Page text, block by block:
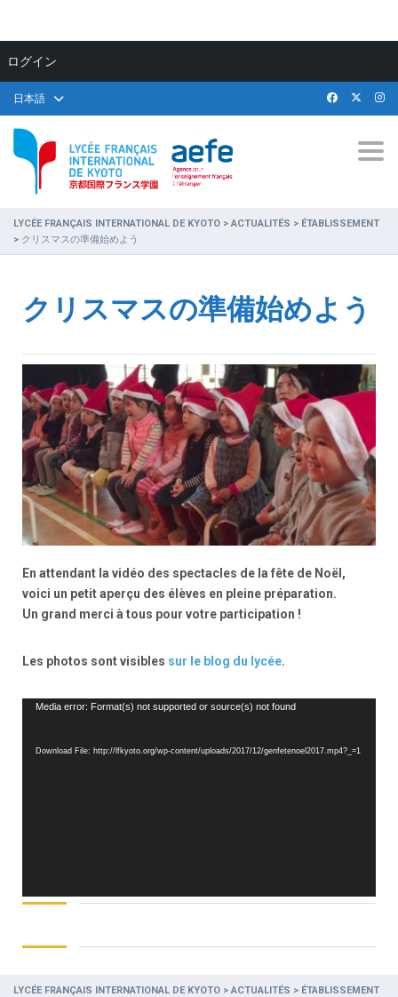
ログイン
日本語
LYCÉE FRANÇAIS INTERNATIONAL DE KYOTO >ACTUALITÉS > ÉTABLISSEMENT
> クリスマスの準備始めよう
クリスマスの準備始めよう
En attendant la vidéo des spectacles de la fête de Noël,
voici un petit aperçu des élèves en pleine préparation.
Un grand merci à tous pour votre participation !
Les photos sont visibles sur le blog du lycée.
Video
Media error: Format(s) not supported or source(s) not found
Download File: http://lfkyoto.org/wp-content/uploads/2017/12/genfetenoel2017.mp4?_=1
LYCÉE FRANÇAIS INTERNATIONAL DE KYOTO >ACTUALITÉS > ÉTABLISSEMENT